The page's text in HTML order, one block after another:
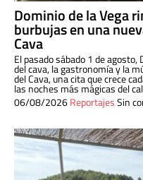
Dominio de la Vega
burbujas en una
Cava
El pasado sábado 1 de
del cava, la gastronomía y la
del Cava, una cita que crece
las noches más mágicas del
06/08/2026ReportajesSin